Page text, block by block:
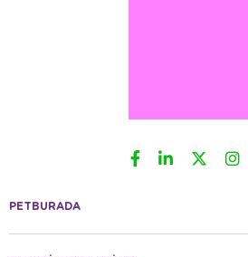
PETBURADA